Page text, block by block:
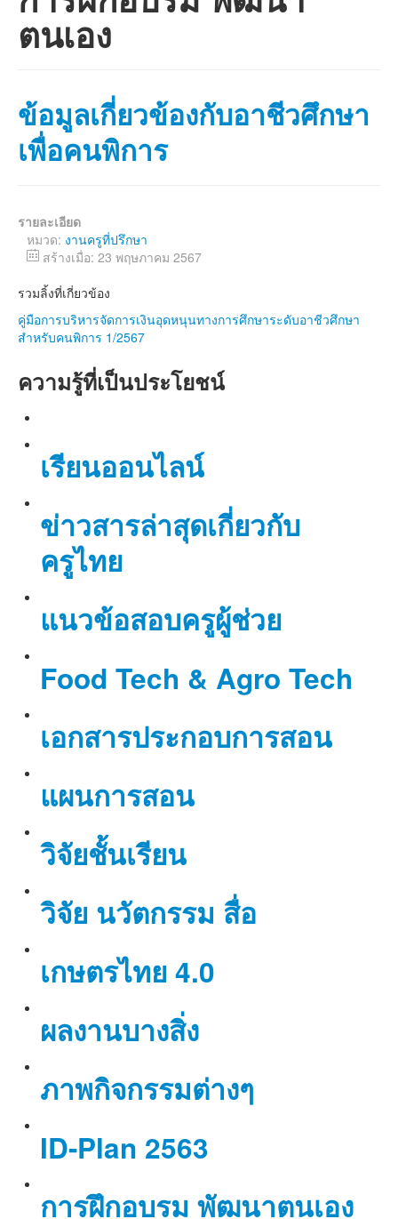
ตนเอง
ข้อมูลเกี่ยวข้องกับอาชีวศึกษา
เพื่อคนพิการ
รายละเอียด
หมวด: งานครูที่ปรึกษา
สร้างเมื่อ: 23 พฤษภาคม 2567
รวมลิ้งที่เกี่ยวข้อง
คู่มือการบริหารจัดการเงินอุดหนุนทางการศึกษาระดับอาชีวศึกษา
สำหรับคนพิการ 1/2567
ความรู้ที่เป็นประโยชน์
เรียนออนไลน์
ข่าวสารล่าสุดเกี่ยวกับ
ครูไทย
แนวข้อสอบครูผู้ช่วย
Food Tech & Agro Tech
เอกสารประกอบการสอน
แผนการสอน
วิจัยชั้นเรียน
วิจัย นวัตกรรม สื่อ
เกษตรไทย 4.0
ผลงานบางสิ่ง
ภาพกิจกรรมต่างๆ
ID-Plan 2563
การฝึกอบรม พัฒนาตนเอง